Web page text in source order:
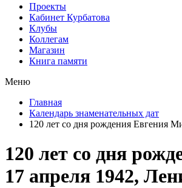
Проекты
Кабинет Курбатова
Клубы
Коллегам
Магазин
Книга памяти
Меню
Главная
Календарь знаменательных дат
120 лет со дня рождения Евгения
120 лет со дня
17 апреля 1942,